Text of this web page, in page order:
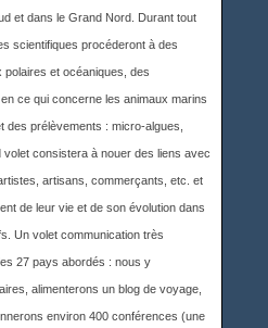
et dans le Grand Nord. Durant tout
scientifiques procéderont à des
et océaniques, des
ce qui concerne les animaux marins
des prélèvements : micro-algues,
consistera à nouer des liens avec
artisans, commerçants, etc. et
de leur vie et de son évolution dans
Un volet communication très
27 pays abordés : nous y
alimenterons un blog de voyage,
environ 400 conférences (une